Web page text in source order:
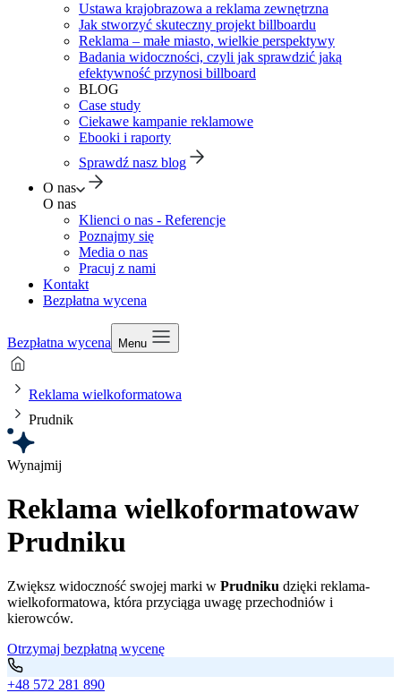
Ustawa krajobrazowa a reklama zewnętrzna
Jak stworzyć skuteczny projekt billboardu
Reklama – małe miasto, wielkie perspektywy
Badania widoczności, czyli jak sprawdzić jaką
efektywność przynosi billboard
BLOG
Case study
Ciekawe kampanie reklamowe
Ebooki i raporty
Sprawdź nasz blog
O nas
O nas
Klienci o nas - Referencje
Poznajmy się
Media o nas
Pracuj z nami
Kontakt
Bezpłatna wycena
Bezpłatna wycena Menu
Reklama wielkoformatowa
Prudnik
Wynajmij
Reklama wielkoformatowaw
Prudniku
Zwiększ widoczność swojej marki w Prudniku dzięki reklama-
wielkoformatowa, która przyciąga uwagę przechodniów i
kierowców.
Otrzymaj bezpłatną wycenę
+48 572 281 890